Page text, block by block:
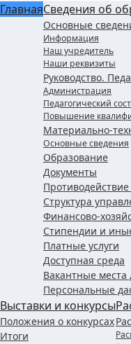
ГлавнаяСведения об
Основные
Информация
Наш учредитель
Наши реквизиты
Руководство.
Администрация
Педагогический
Повышение
Материально-
Основные сведения
Образование
Документы
Структура
Финансово-
Стипендии и
Платные услуги
Доступная среда
Вакантные
Персональные
Выставки и конкурсы
Положения о конкурсах
Итоги